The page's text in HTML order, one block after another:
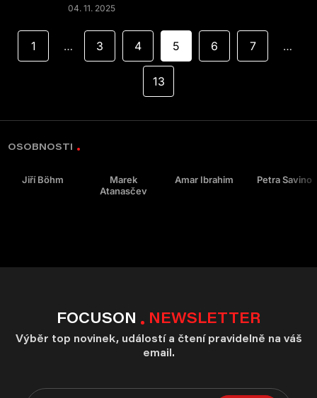
04. 11. 2025
1 … 3 4 5 6 7 …
13
OSOBNOSTI
Jiří Böhm
Marek
Atanasčev
Amar Ibrahim Petra Savino
FOCUSON NEWSLETTER
Výběr top novinek, událostí a čtení pravidelně na váš
email.